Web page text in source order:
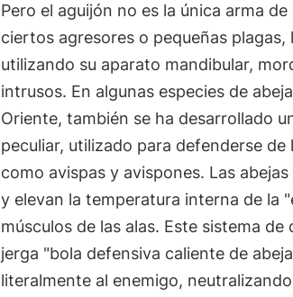
Pero el aguijón no es la única arma
ciertos agresores o pequeñas plagas,
utilizando su aparato mandibular,
intrusos. En algunas especies de
Oriente, también se ha desarrollado
peculiar, utilizado para defenderse
como avispas y avispones. Las
y elevan la temperatura interna de la
músculos de las alas. Este sistema
jerga "bola defensiva caliente de
literalmente al enemigo,